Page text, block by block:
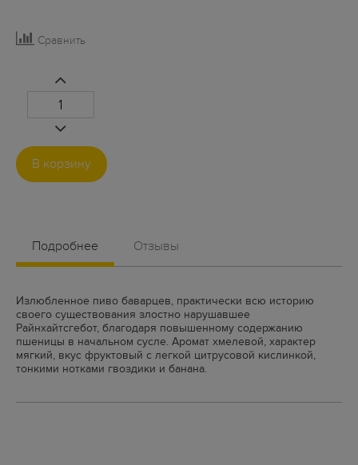
Сравнить
В корзину
Подробнее Отзывы
Излюбленное пиво баварцев, практически всю историю
своего существования злостно нарушавшее
Райнхайтсгебот, благодаря повышенному содержанию
пшеницы в начальном сусле. Аромат хмелевой, характер
мягкий, вкус фруктовый с легкой цитрусовой кислинкой,
тонкими нотками гвоздики и банана.